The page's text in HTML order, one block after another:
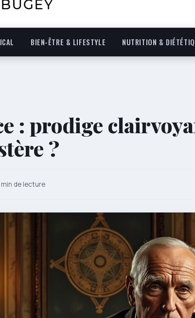
BIEN-ÊTRE & LIFESTYLE NUTRITION &
: prodige
?
min de lecture